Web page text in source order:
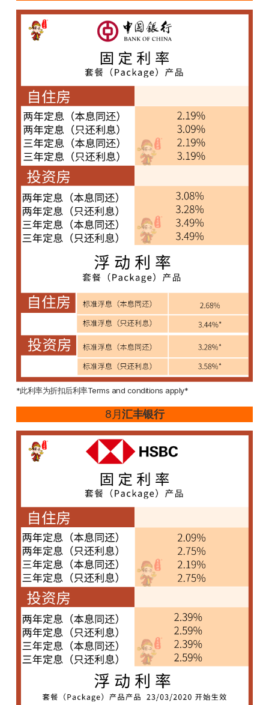
*此利率为折扣后利率Terms and conditions apply*
8月汇丰银行